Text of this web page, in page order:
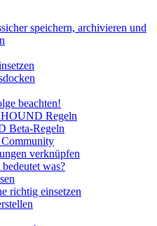
speichern, archivieren und
beachten!
Regeln
Beta-Regeln
Community
verknüpfen
was?
richtig einsetzen